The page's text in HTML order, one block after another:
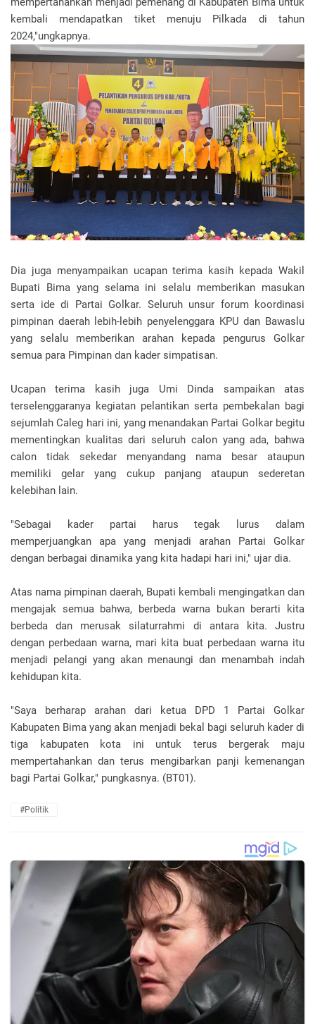
kembali mendapatkan tiket menuju Pilkada di tahun
2024,"ungkapnya.
Dia juga menyampaikan ucapan terima kasih kepada Wakil
Bupati Bima yang selama ini selalu memberikan masukan
serta ide di Partai Golkar. Seluruh unsur forum koordinasi
pimpinan daerah lebih-lebih penyelenggara KPU dan Bawaslu
yang selalu memberikan arahan kepada pengurus Golkar
semua para Pimpinan dan kader simpatisan.
Ucapan terima kasih juga Umi Dinda sampaikan atas
terselenggaranya kegiatan pelantikan serta pembekalan bagi
sejumlah Caleg hari ini, yang menandakan Partai Golkar begitu
mementingkan kualitas dari seluruh calon yang ada, bahwa
calon tidak sekedar menyandang nama besar ataupun
memiliki gelar yang cukup panjang ataupun sederetan
kelebihan lain.
"Sebagai kader partai harus tegak lurus dalam
memperjuangkan apa yang menjadi arahan Partai Golkar
dengan berbagai dinamika yang kita hadapi hari ini," ujar dia.
Atas nama pimpinan daerah, Bupati kembali mengingatkan dan
mengajak semua bahwa, berbeda warna bukan berarti kita
berbeda dan merusak silaturrahmi di antara kita. Justru
dengan perbedaan warna, mari kita buat perbedaan warna itu
menjadi pelangi yang akan menaungi dan menambah indah
kehidupan kita.
"Saya berharap arahan dari ketua DPD 1 Partai Golkar
Kabupaten Bima yang akan menjadi bekal bagi seluruh kader di
tiga kabupaten kota ini untuk terus bergerak maju
mempertahankan dan terus mengibarkan panji kemenangan
bagi Partai Golkar," pungkasnya. (BT01).
#Politik